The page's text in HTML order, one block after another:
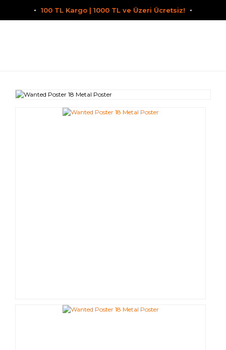
100 TL Kargo | 1000 TL ve Üzeri Ücretsiz!